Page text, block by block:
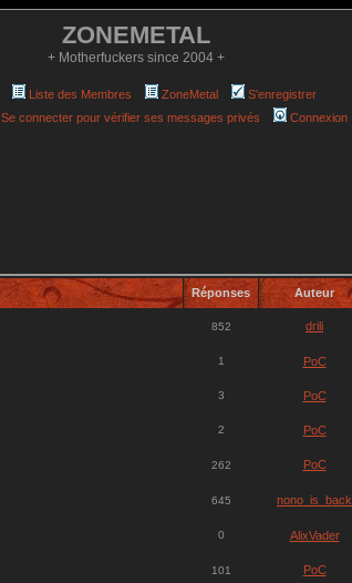
ZONEMETAL
+ Motherfuckers since 2004 +
Liste des Membres ZoneMetal
S'enregistrer
Se connecter pour vérifier ses messages privés Connexion
Réponses Auteur
852 drili
1 PoC
3 PoC
2 PoC
262 PoC
645 nono_is_back
0 AlixVader
101 PoC